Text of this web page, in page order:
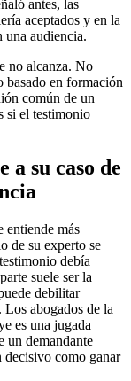
antes, las
aceptados y en la
una audiencia.
no alcanza. No
en formación
común de un
si el testimonio
a su caso de
entiende más
de su experto se
debía
suele ser la
debilitar
abogados de la
es una jugada
un demandante
decisivo como ganar